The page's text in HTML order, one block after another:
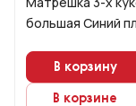
большая Синий
В корзину
В корзине